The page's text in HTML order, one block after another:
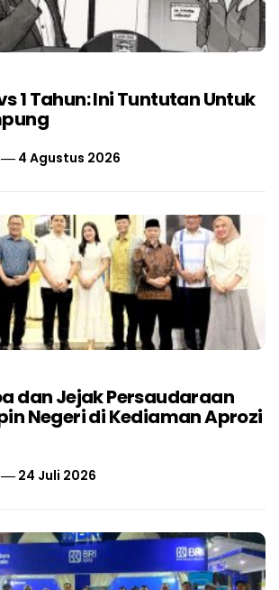
1 Tahun: Ini Tuntutan Untuk
4 Agustus 2026
dan Jejak Persaudaraan
Negeri di Kediaman Aprozi
24 Juli 2026